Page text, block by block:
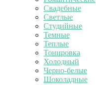
Свадебные
Светлые
Студийные
Темные
Теплые
Тонировка
Холодный
Черно-белые
Шоколадные